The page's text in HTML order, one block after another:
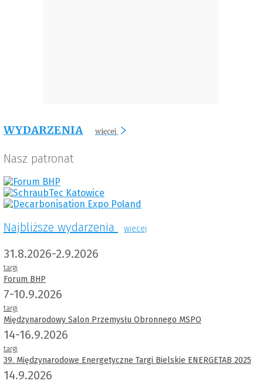
WYDARZENIA więcej
Nasz patronat
Najbliższe wydarzenia wiecej
31.8.2026-2.9.2026
targi
Forum BHP
7-10.9.2026
targi
Międzynarodowy Salon Przemysłu Obronnego MSPO
14-16.9.2026
targi
39. Międzynarodowe Energetyczne Targi Bielskie ENERGETAB 2025
14.9.2026